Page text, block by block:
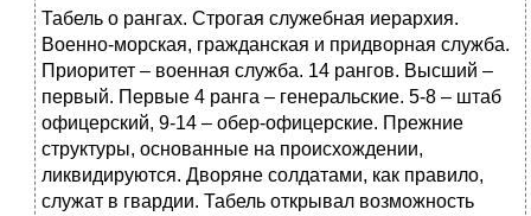
Табель о рангах. Строгая служебная иерархия.
Военно-морская, гражданская и придворная служба.
Приоритет – военная служба. 14 рангов. Высший –
первый. Первые 4 ранга – генеральские. 5-8 – штаб
офицерский, 9-14 – обер-офицерские. Прежние
структуры, основанные на происхождении,
ликвидируются. Дворяне солдатами, как правило,
служат в гвардии. Табель открывал возможность